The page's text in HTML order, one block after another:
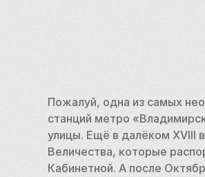
Пожалуй, одна из самых
станций метро
улицы. Ещё в далёком XVIII
Величества, которые
Кабинетной. А после